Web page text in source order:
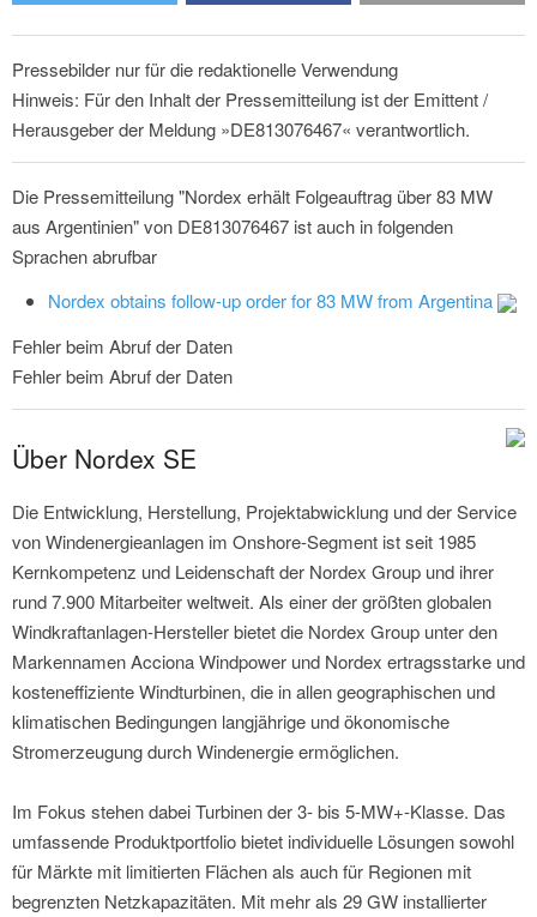
Pressebilder nur für die redaktionelle Verwendung
Hinweis: Für den Inhalt der Pressemitteilung ist der Emittent /
Herausgeber der Meldung »DE813076467« verantwortlich.
Die Pressemitteilung "Nordex erhält Folgeauftrag über 83 MW
aus Argentinien" von DE813076467 ist auch in folgenden
Sprachen abrufbar
Nordex obtains follow-up order for 83 MW from Argentina
Fehler beim Abruf der Daten
Fehler beim Abruf der Daten
Über Nordex SE
Die Entwicklung, Herstellung, Projektabwicklung und der Service
von Windenergieanlagen im Onshore-Segment ist seit 1985
Kernkompetenz und Leidenschaft der Nordex Group und ihrer
rund 7.900 Mitarbeiter weltweit. Als einer der größten globalen
Windkraftanlagen-Hersteller bietet die Nordex Group unter den
Markennamen Acciona Windpower und Nordex ertragsstarke und
kosteneffiziente Windturbinen, die in allen geographischen und
klimatischen Bedingungen langjährige und ökonomische
Stromerzeugung durch Windenergie ermöglichen.
Im Fokus stehen dabei Turbinen der 3- bis 5-MW+-Klasse. Das
umfassende Produktportfolio bietet individuelle Lösungen sowohl
für Märkte mit limitierten Flächen als auch für Regionen mit
begrenzten Netzkapazitäten. Mit mehr als 29 GW installierter